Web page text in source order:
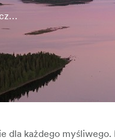
dla każdego